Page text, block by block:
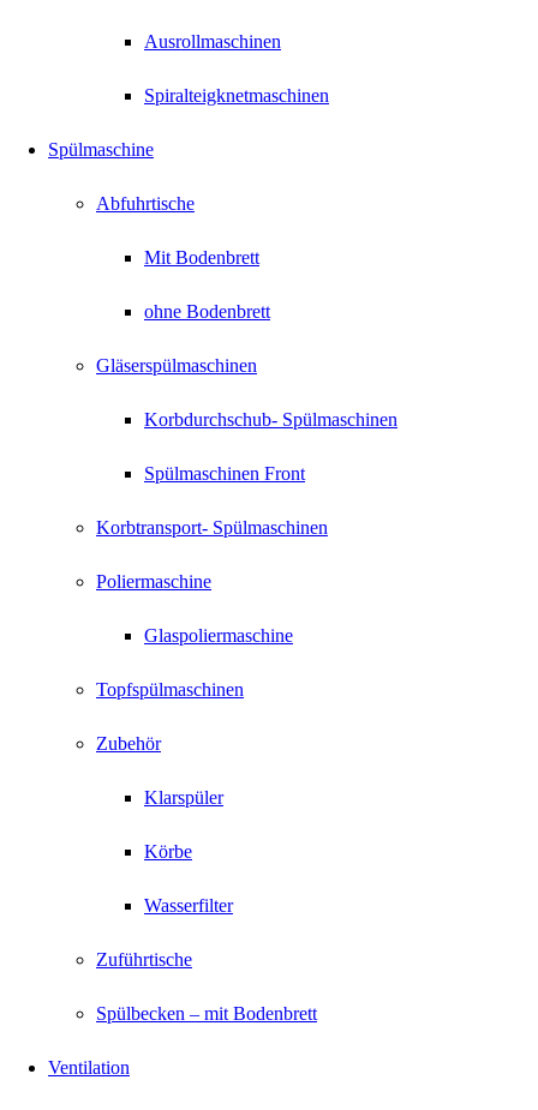
Ausrollmaschinen
Spiralteigknetmaschinen
Spülmaschine
Abfuhrtische
Mit Bodenbrett
ohne Bodenbrett
Gläserspülmaschinen
Korbdurchschub- Spülmaschinen
Spülmaschinen Front
Korbtransport- Spülmaschinen
Poliermaschine
Glaspoliermaschine
Topfspülmaschinen
Zubehör
Klarspüler
Körbe
Wasserfilter
Zuführtische
Spülbecken – mit Bodenbrett
Ventilation